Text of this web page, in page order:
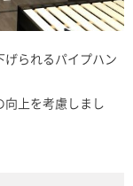
げられるパイプハン
向上を考慮しまし